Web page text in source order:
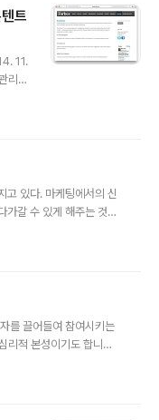
트
11.
리를
는
를
그
트
으
고 있다. 마케팅에서의 신
가갈 수 있게 해주는 것으
비자를 위한 기술이라
. 따라서, 새로운 기술을
달할 수 있게 해주는 기술
하여금 메시지를 더 잘,
를 끌어들여 참여시키는
리적 본성이기도 합니다.
커진다는 것을 뜻합니다.